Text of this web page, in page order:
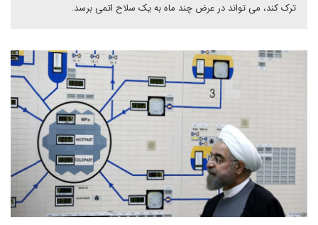
ترک کند، می تواند در عرض چند ماه به یک سلاح اتمی برسد.